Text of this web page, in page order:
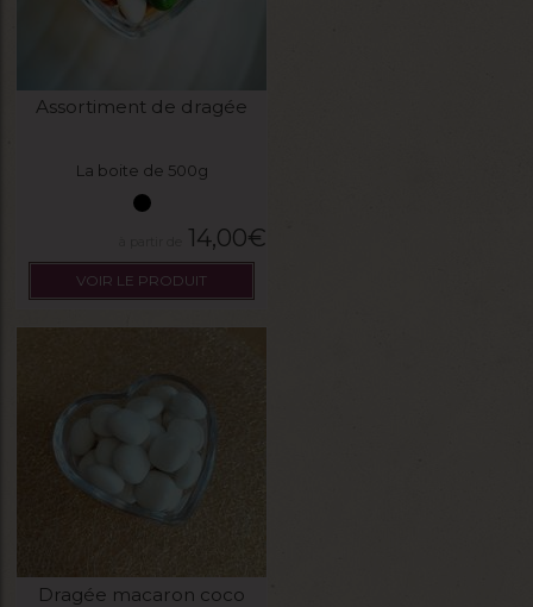
Assortiment de dragée
La boite de 500g
14,00€
VOIR LE PRODUIT
Dragée macaron coco